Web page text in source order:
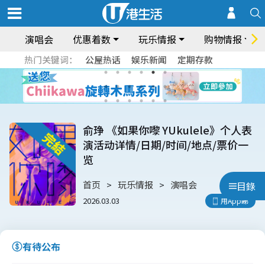
演唱会 优惠着数 玩乐情报 购物情报
热门关键词： 公屋热话 娱乐新闻 定期存款
目錄
俞琤 《如果你嚟 YUkulele》个人表
演活动详情/日期/时间/地点/票价一
览
首页 玩乐情报 演唱会
2026.03.03 用App睇
有待公布